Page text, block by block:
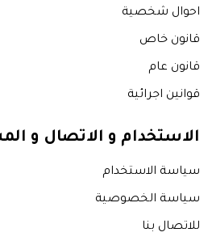
احوال شخصية
قانون خاص
قانون عام
قوانين اجرائية
الاستخدام و الاتصال و
سياسة الاستخدام
سياسة الخصوصية
للاتصال بنا